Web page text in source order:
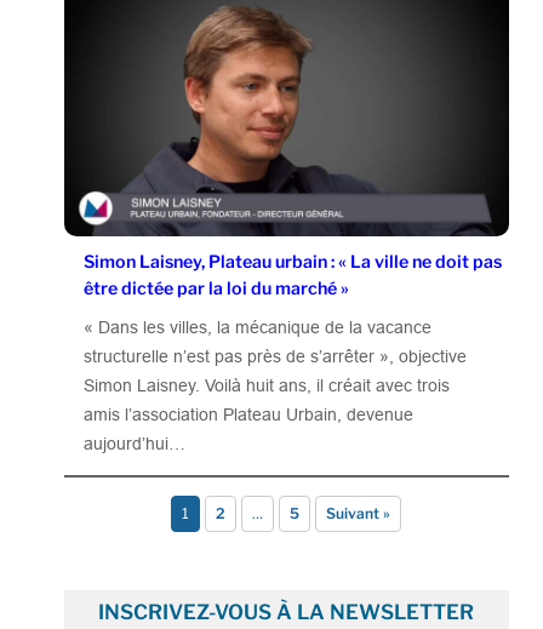
Simon Laisney, Plateau urbain : « La ville ne doit pas
être dictée par la loi du marché »
« Dans les villes, la mécanique de la vacance
structurelle n’est pas près de s’arrêter », objective
Simon Laisney. Voilà huit ans, il créait avec trois
amis l’association Plateau Urbain, devenue
aujourd’hui…
1 2 … 5 Suivant »
INSCRIVEZ-VOUS À LA NEWSLETTER